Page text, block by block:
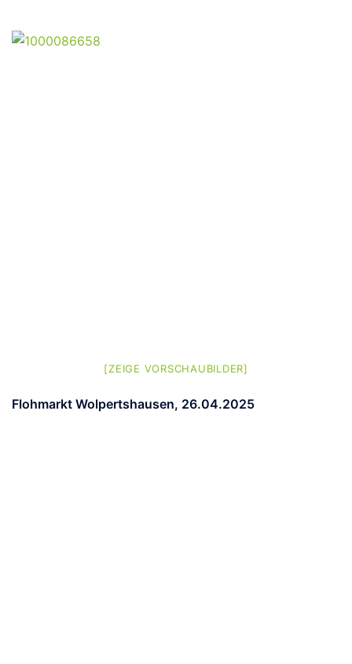
[ZEIGE VORSCHAUBILDER]
Flohmarkt Wolpertshausen, 26.04.2025